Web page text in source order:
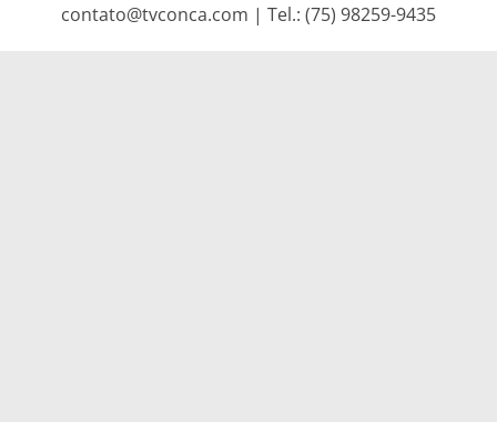
contato@tvconca.com | Tel.: (75) 98259-9435